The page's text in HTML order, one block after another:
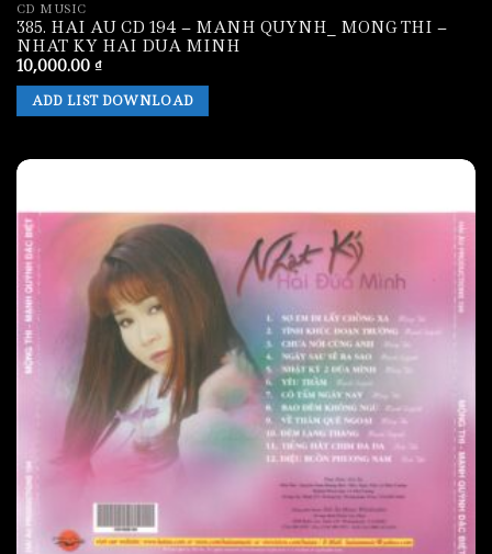
CD MUSIC
385. HAI AU CD 194 – MANH QUYNH_ MONG THI –
NHAT KY HAI DUA MINH
10,000.00 ₫
ADD LIST DOWNLOAD